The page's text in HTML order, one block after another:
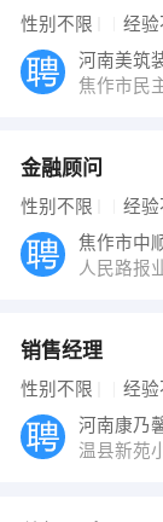
性别不限 经验
河南美筑
焦作市民
金融顾问
性别不限 经验
焦作市中
人民路报
销售经理
性别不限 经验
河南康乃
温县新苑